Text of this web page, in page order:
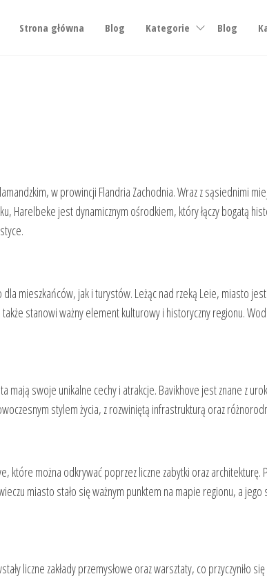
Strona główna Blog Kategorie Blog
w prowincji Flandria Zachodnia. Wraz z sąsiednimi
Harelbeke jest dynamicznym ośrodkiem, który łączy bogatą
mieszkańców, jak i turystów. Leżąc nad rzeką Leie, miasto
stanowi ważny element kulturowy i historyczny regionu.
mają swoje unikalne cechy i atrakcje. Bavikhove jest znane z
stylem życia, z rozwiniętą infrastrukturą oraz
można odkrywać poprzez liczne zabytki oraz architekturę.
miasto stało się ważnym punktem na mapie regionu, a
liczne zakłady przemysłowe oraz warsztaty, co przyczyniło